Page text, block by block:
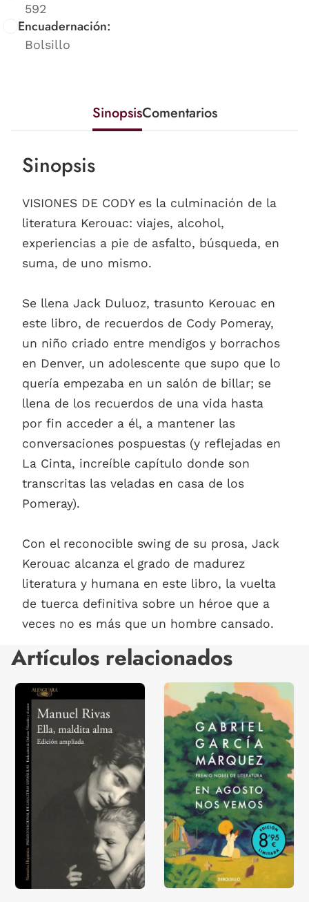
592
Encuadernación:
Bolsillo
SinopsisComentarios
Sinopsis
VISIONES DE CODY es la culminación de la
literatura Kerouac: viajes, alcohol,
experiencias a pie de asfalto, búsqueda, en
suma, de uno mismo.
Se llena Jack Duluoz, trasunto Kerouac en
este libro, de recuerdos de Cody Pomeray,
un niño criado entre mendigos y borrachos
en Denver, un adolescente que supo que lo
quería empezaba en un salón de billar; se
llena de los recuerdos de una vida hasta
por fin acceder a él, a mantener las
conversaciones pospuestas (y reflejadas en
La Cinta, increíble capítulo donde son
transcritas las veladas en casa de los
Pomeray).
Con el reconocible swing de su prosa, Jack
Kerouac alcanza el grado de madurez
literatura y humana en este libro, la vuelta
de tuerca definitiva sobre un héroe que a
veces no es más que un hombre cansado.
Artículos relacionados